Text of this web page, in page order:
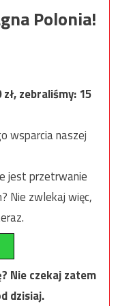
Polonia!
zł, zebraliśmy:15
wsparcia naszej
jest przetrwanie
Nie zwlekaj więc,
Nie czekaj zatem
dzisiaj.